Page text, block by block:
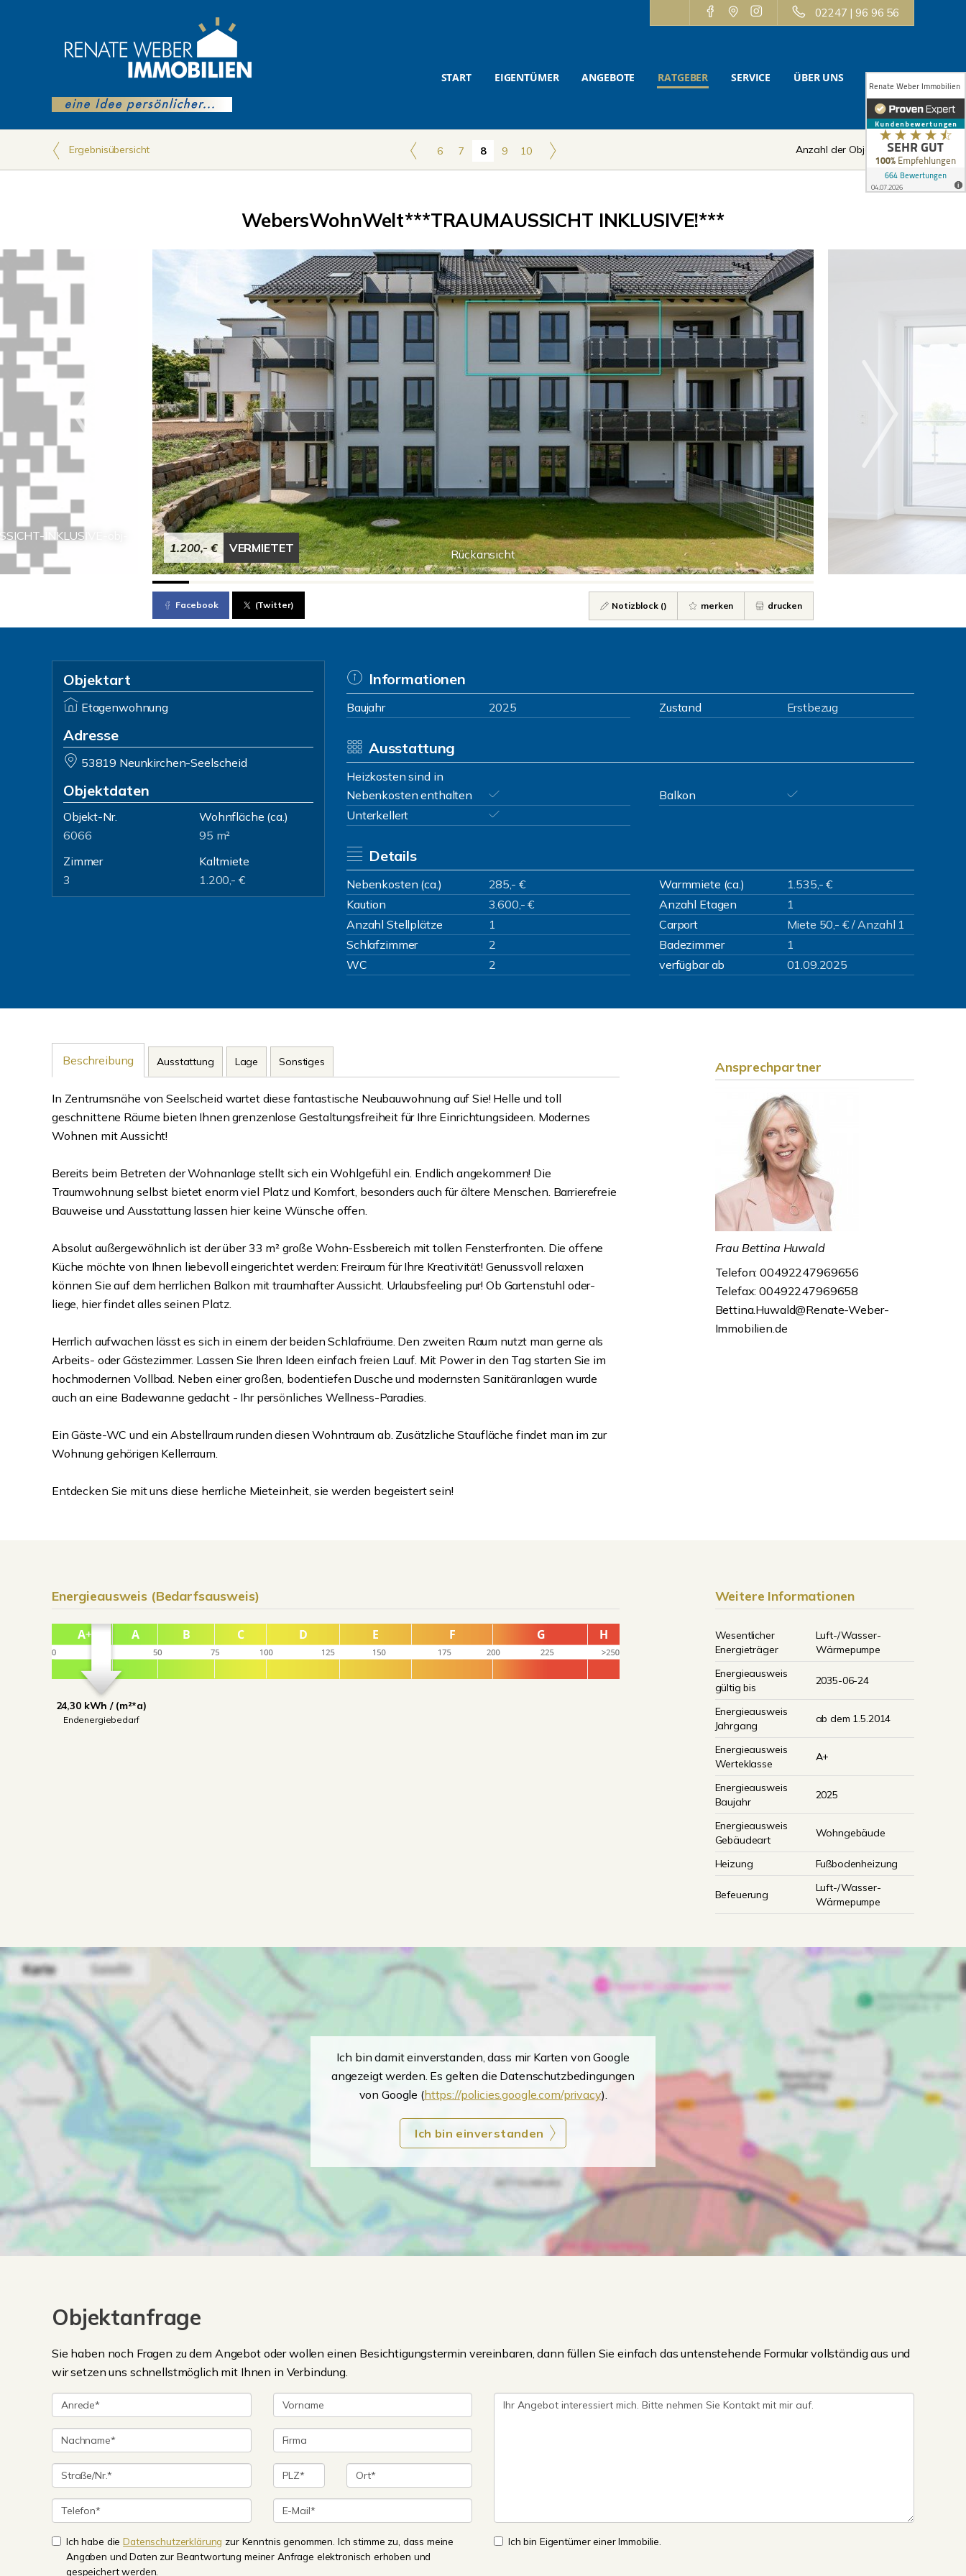
02247 | 96 96 56
START EIGENTÜMER ANGEBOTE RATGEBER SERVICE ÜBER UNS KONTAKT
Ergebnisübersicht 6 7 8 9 10 Anzahl der Objekte:8 | 12
WebersWohnWelt***TRAUMAUSSICHT INKLUSIVE!***
INKLUSIVE-obj-
Rückansicht
1.200,- € VERMIETET
Facebook (Twitter) Notizblock () merken drucken
Objektart
Etagenwohnung
Adresse
53819 Neunkirchen-Seelscheid
Objektdaten
Objekt-Nr.
6066
Wohnfläche (ca.)
95 m²
Zimmer
3
Kaltmiete
1.200,- €
Informationen
Baujahr 2025 Zustand Erstbezug
Ausstattung
Heizkosten sind in
Nebenkosten enthalten
Balkon
Unterkellert
Details
Nebenkosten (ca.) 285,- € Warmmiete (ca.)
1.535,- €
Kaution
3.600,- € Anzahl Etagen
1
Anzahl Stellplätze
1 Carport
Miete 50,- € / Anzahl 1
Schlafzimmer
2 Badezimmer
1
WC
2 verfügbar ab 01.09.2025
Beschreibung Ausstattung Lage Sonstiges
In Zentrumsnähe von Seelscheid wartet diese fantastische Neubauwohnung auf Sie! Helle und toll
geschnittene Räume bieten Ihnen grenzenlose Gestaltungsfreiheit für Ihre Einrichtungsideen. Modernes
Wohnen mit Aussicht!
Bereits beim Betreten der Wohnanlage stellt sich ein Wohlgefühl ein. Endlich angekommen! Die
Traumwohnung selbst bietet enorm viel Platz und Komfort, besonders auch für ältere Menschen. Barrierefreie
Bauweise und Ausstattung lassen hier keine Wünsche offen.
Absolut außergewöhnlich ist der über 33 m² große Wohn-Essbereich mit tollen Fensterfronten. Die offene
Küche möchte von Ihnen liebevoll eingerichtet werden: Freiraum für Ihre Kreativität! Genussvoll relaxen
können Sie auf dem herrlichen Balkon mit traumhafter Aussicht. Urlaubsfeeling pur! Ob Gartenstuhl oder-
liege, hier findet alles seinen Platz.
Herrlich aufwachen lässt es sich in einem der beiden Schlafräume. Den zweiten Raum nutzt man gerne als
Arbeits- oder Gästezimmer. Lassen Sie Ihren Ideen einfach freien Lauf. Mit Power in den Tag starten Sie im
hochmodernen Vollbad. Neben einer großen, bodentiefen Dusche und modernsten Sanitäranlagen wurde
auch an eine Badewanne gedacht - Ihr persönliches Wellness-Paradies.
Ein Gäste-WC und ein Abstellraum runden diesen Wohntraum ab. Zusätzliche Staufläche findet man im zur
Wohnung gehörigen Kellerraum.
Entdecken Sie mit uns diese herrliche Mieteinheit, sie werden begeistert sein!
Ansprechpartner
Frau Bettina Huwald
Telefon: 00492247969656
Telefax: 00492247969658
Bettina.Huwald@Renate-Weber-
Immobilien.de
Energieausweis (Bedarfsausweis)
24,30 kWh / (m²*a)
Endenergiebedarf
Weitere Informationen
Wesentlicher
Energieträger
Luft-/Wasser-
Wärmepumpe
Energieausweis
gültig bis
2035-06-24
Energieausweis
Jahrgang
ab dem 1.5.2014
Energieausweis
Werteklasse
A+
Energieausweis
Baujahr
2025
Energieausweis
Gebäudeart
Wohngebäude
Heizung Fußbodenheizung
Befeuerung
Luft-/Wasser-
Wärmepumpe
Ich bin damit einverstanden, dass mir Karten von Google
angezeigt werden. Es gelten die Datenschutzbedingungen
von Google (https://policies.google.com/privacy).
Ich bin einverstanden
Objektanfrage
Sie haben noch Fragen zu dem Angebot oder wollen einen Besichtigungstermin vereinbaren, dann füllen Sie einfach das untenstehende Formular vollständig aus und
wir setzen uns schnellstmöglich mit Ihnen in Verbindung.
Ich habe dieDatenschutzerklärung zur Kenntnis genommen. Ich stimme zu, dass meine
Angaben und Daten zur Beantwortung meiner Anfrage elektronisch erhoben und
gespeichert werden.
Ich bin Eigentümer einer Immobilie.